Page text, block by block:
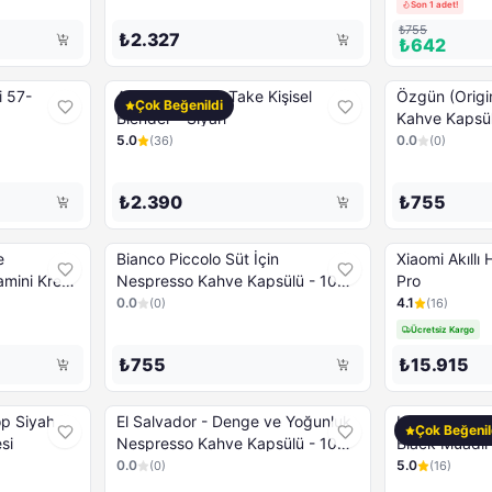
₺2.327
Son 1 adet!
₺755
₺642
57-
Çok Beğenildi
Arzum Shake'n Take Kişisel
Blender - Siyah
5.0 (36)
₺2.390
Özgün (Original)
Kahve
0.0 (0)
₺755
Krem
Bianco Piccolo Süt İçin
Nespresso Kahve Kapsülü - 10
Kapsül
0.0 (0)
₺755
Xiaomi
Pro
4.1 (16)
Ücretsiz Kargo
₺15.915
Siyah
El Salvador - Denge ve Yoğunluk
Nespresso Kahve Kapsülü - 10
Kapsül
0.0 (0)
Çok
Konsol Sony
Black Muadil
5.0 (16)